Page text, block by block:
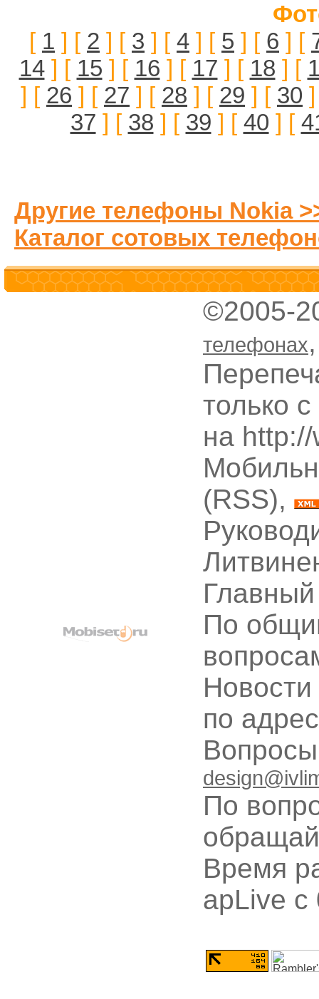
[ 1 ] [ 2 ] [ 3 ] [ 4 ] [ 5 ] [ 6 ] [
14] [ 15 ] [ 16 ] [ 17 ] [ 18 ] [
] [ 26 ] [ 27 ] [ 28 ] [ 29 ] [ 30
37 ] [ 38 ] [ 39 ] [ 40 ] [
Другие телефоны Nokia
Каталог сотовых
©2005-
телефонах
только
на
(RSS),
По
по
По
Время
apLive c